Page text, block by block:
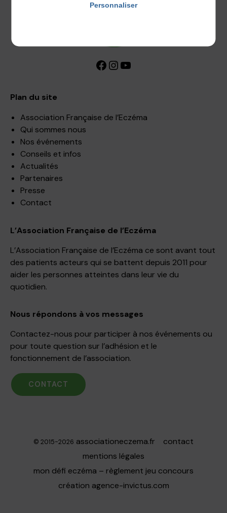
Facebook InstagramYouTube
Plan du site
Association Française de l’Eczéma
Qui sommes nous
Nos événements
Conseils et infos
Actualités
Partenaires
Presse
Contact
L’Association Française de l’Eczéma
L’Association Française de l’Eczéma ce sont avant tout
des patients acteurs qui se battent depuis 2011 pour
aider les personnes atteintes dans leur vie du
quotidien.
Nous répondons à vos messages
Contactez-nous pour participer à nos événements ou
pour toute question sur l’adhésion et le
fonctionnement de l’association.
CONTACT
© 2015-2026 associationeczema.fr
contact
mentions légales
mon défi eczéma – règlement jeu concours
création agence-invictus.com
Personnaliser